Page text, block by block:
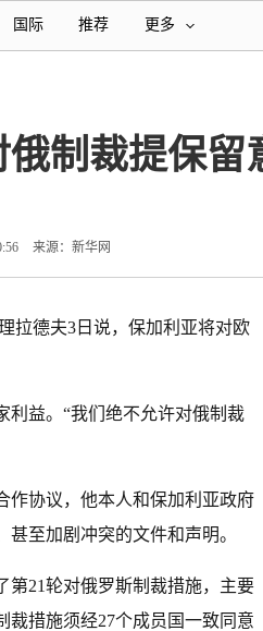
国际 推荐 更多
制裁提保留
来源：新华网
拉德夫3日说，保加利亚将对欧
利益。“我们绝不允许对俄制裁
作协议，他本人和保加利亚政府
至加剧冲突的文件和声明。
第21轮对俄罗斯制裁措施，主要
裁措施须经27个成员国一致同意